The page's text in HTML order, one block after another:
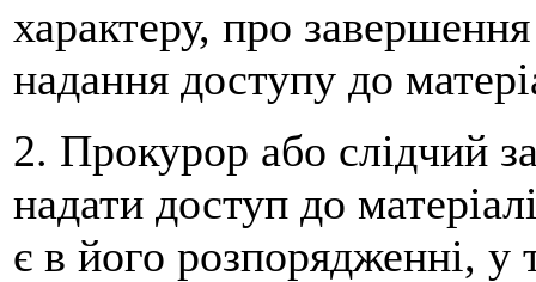
характеру, про
надання доступу до
2. Прокурор або слідчий
надати доступ до
є в його розпорядженні, у